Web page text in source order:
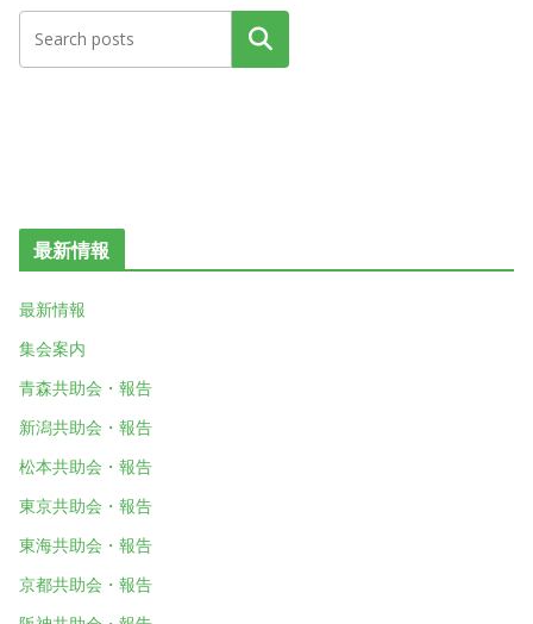
検索
最新情報
最新情報
集会案内
青森共助会・報告
新潟共助会・報告
松本共助会・報告
東京共助会・報告
東海共助会・報告
京都共助会・報告